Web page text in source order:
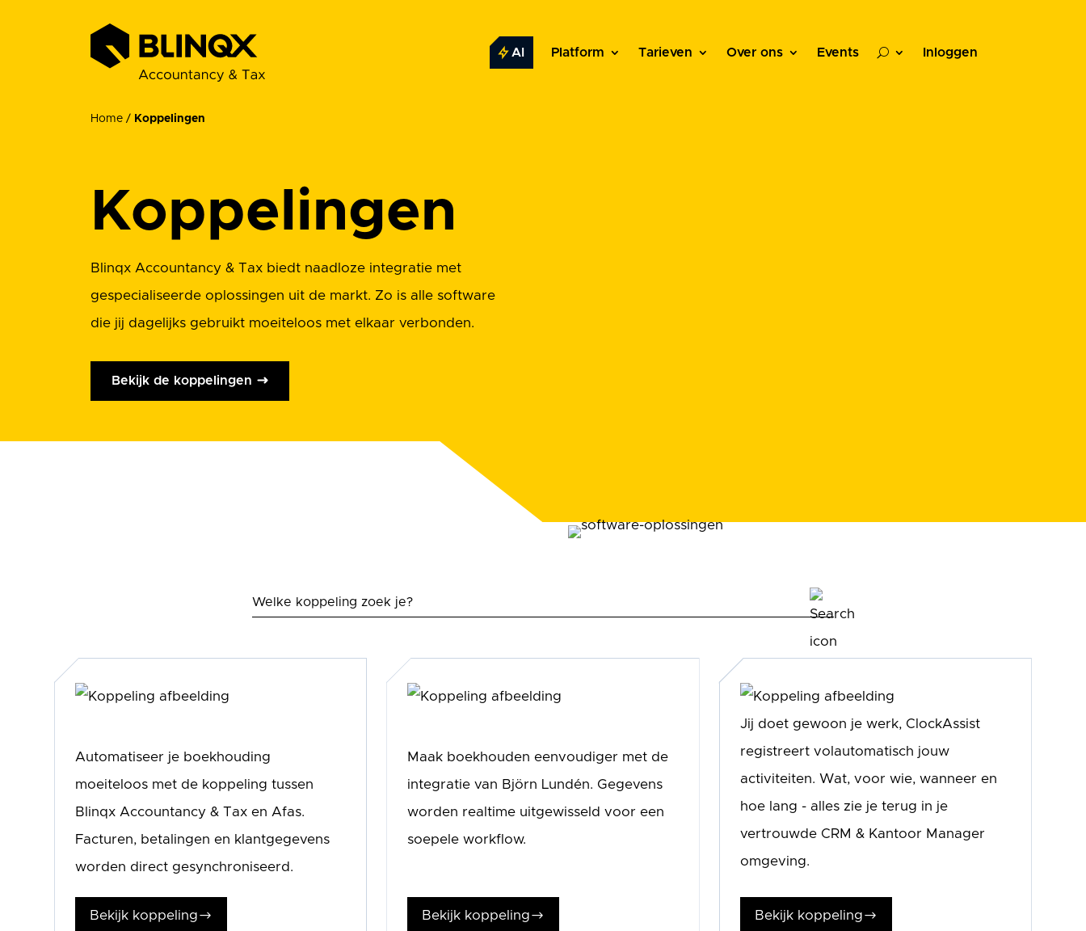
AI Platform Tarieven Over ons Events U Inloggen
Home / Koppelingen
Koppelingen
Blinqx Accountancy & Tax biedt naadloze integratie met
gespecialiseerde oplossingen uit de markt. Zo is alle software
die jij dagelijks gebruikt moeiteloos met elkaar verbonden.
Bekijk de koppelingen
Automatiseer je boekhouding
moeiteloos met de koppeling tussen
Blinqx Accountancy & Tax en Afas.
Facturen, betalingen en klantgegevens
worden direct gesynchroniseerd.
Bekijk koppeling$
Maak boekhouden eenvoudiger met de
integratie van Björn Lundén. Gegevens
worden realtime uitgewisseld voor een
soepele workflow.
Bekijk koppeling$
Jij doet gewoon je werk, ClockAssist
registreert volautomatisch jouw
activiteiten. Wat, voor wie, wanneer en
hoe lang - alles zie je terug in je
vertrouwde CRM & Kantoor Manager
omgeving.
Bekijk koppeling$